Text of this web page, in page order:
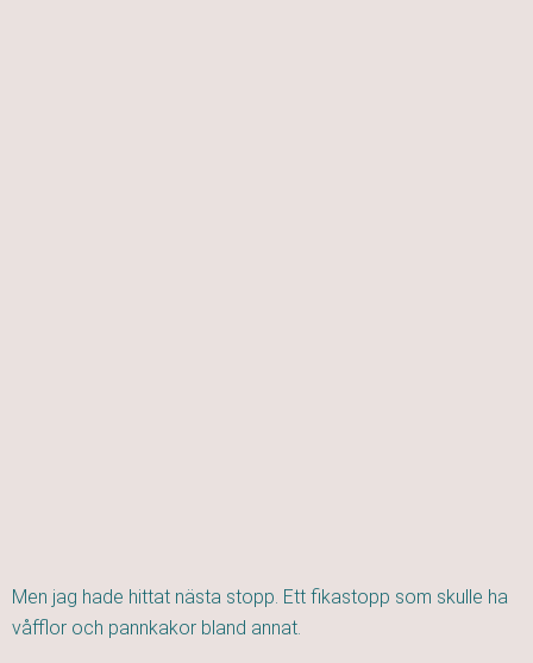
Men jag hade hittat nästa stopp. Ett fikastopp som skulle ha
våfflor och pannkakor bland annat.